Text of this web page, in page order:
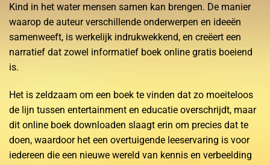
Kind in het water mensen samen kan brengen. De manier
waarop de auteur verschillende onderwerpen en ideeën
samenweeft, is werkelijk indrukwekkend, en creëert een
narratief dat zowel informatief boek online gratis boeiend
is.
Het is zeldzaam om een boek te vinden dat zo moeiteloos
de lijn tussen entertainment en educatie overschrijdt, maar
dit online boek downloaden slaagt erin om precies dat te
doen, waardoor het een overtuigende leeservaring is voor
iedereen die een nieuwe wereld van kennis en verbeelding